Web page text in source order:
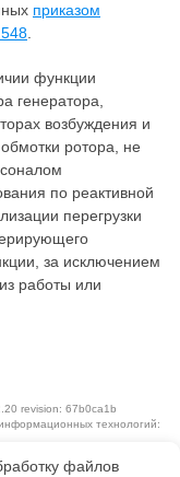
приказом
функции
генератора,
возбуждения и
ротора, не
по реактивной
перегрузки
за исключением
работы или
revision: 67b0ca1b
технологий:
файлов